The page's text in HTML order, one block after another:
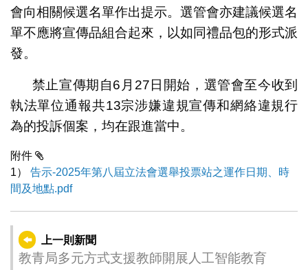
會向相關候選名單作出提示。選管會亦建議候選名
單不應將宣傳品組合起來，以如同禮品包的形式派
發。
禁止宣傳期自6月27日開始，選管會至今收到
執法單位通報共13宗涉嫌違規宣傳和網絡違規行
為的投訴個案，均在跟進當中。
附件
1）
告示-2025年第八屆立法會選舉投票站之運作日期、時
間及地點.pdf
上一則新聞
教青局多元方式支援教師開展人工智能教育